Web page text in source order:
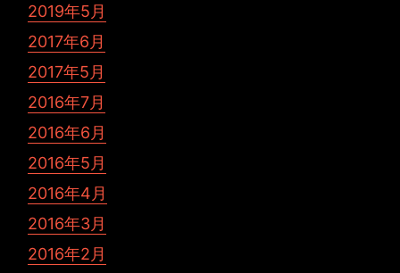
2019年5月
2017年6月
2017年5月
2016年7月
2016年6月
2016年5月
2016年4月
2016年3月
2016年2月